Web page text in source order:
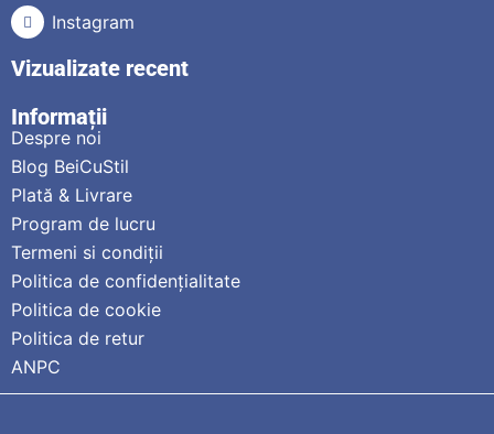
Instagram
Vizualizate recent
Informații
Despre noi
Blog BeiCuStil
Plată & Livrare
Program de lucru
Termeni si condiții
Politica de confidențialitate
Politica de cookie
Politica de retur
ANPC